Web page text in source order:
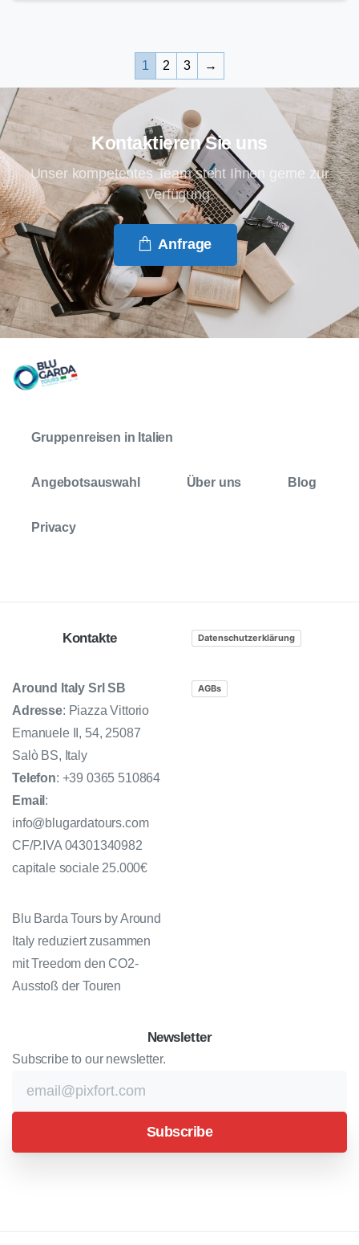
1 2 3 →
Kontaktieren Sie uns
Unser kompetentes Team steht Ihnen gerne zur
Verfügung.
Anfrage
Gruppenreisen in Italien
Angebotsauswahl Über uns Blog
Privacy
Kontakte
Around Italy Srl SB
Adresse: Piazza Vittorio
Emanuele II, 54, 25087
Salò BS, Italy
Telefon: +39 0365 510864
Email :
info@blugardatours.com
CF/P.IVA 04301340982
capitale sociale 25.000€
Datenschutzerklärung
AGBs
Blu Barda Tours by Around
Italy reduziert zusammen
mit Treedom den CO2-
Ausstoß der Touren
Newsletter
Subscribe to our newsletter.